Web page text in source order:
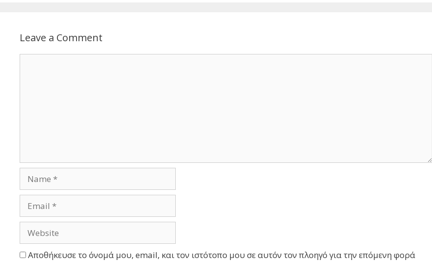
Leave a Comment
Αποθήκευσε το όνομά μου, email, και τον ιστότοπο μου σε αυτόν τον πλοηγό για την επόμενη φορά